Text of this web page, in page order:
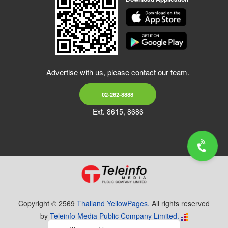
Advertise with us, please contact our team.
02-262-8888
Ext. 8615, 8686
Copyright © 2569 Thailand YellowPages. All rights reserved
by Teleinfo Media Public Company Limited.